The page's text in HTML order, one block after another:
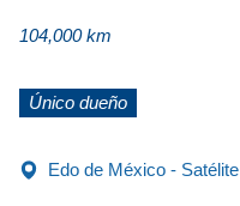
104,000 km
Único dueño
Edo de México - Satélite